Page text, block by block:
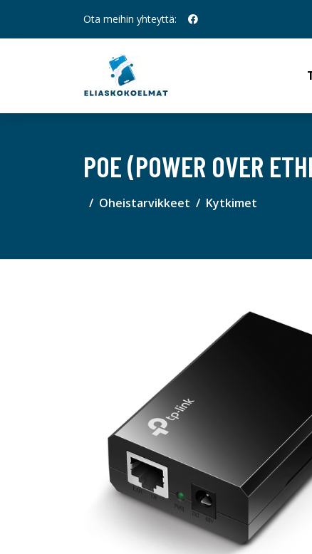
Ota meihin yhteyttä:
POE (POWER OVER
Oheistarvikkeet Kytkimet